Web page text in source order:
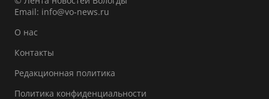
Email: info@vo-news.ru
О нас
Контакты
Редакционная политика
Политика конфиденциальности